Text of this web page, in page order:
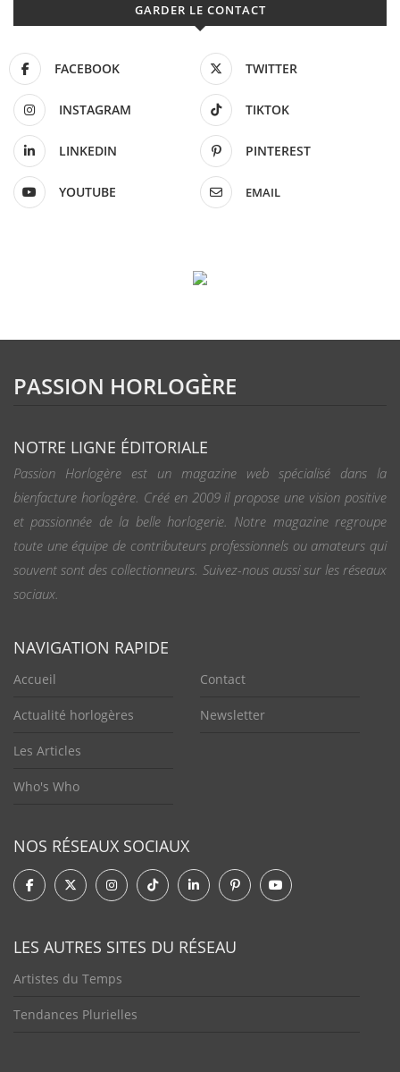
GARDER LE CONTACT
FACEBOOK TWITTER
INSTAGRAM TIKTOK
LINKEDIN PINTEREST
YOUTUBE EMAIL
PASSION HORLOGÈRE
NOTRE LIGNE ÉDITORIALE
Passion Horlogère est un magazine web spécialisé dans la
bienfacture horlogère. Créé en 2009 il propose une vision positive
et passionnée de la belle horlogerie. Notre magazine regroupe
toute une équipe de contributeurs professionnels ou amateurs qui
souvent sont des collectionneurs. Suivez-nous aussi sur les réseaux
sociaux.
NAVIGATION RAPIDE
Accueil
Actualité horlogères
Les Articles
Who's Who
Contact
Newsletter
NOS RÉSEAUX SOCIAUX
LES AUTRES SITES DU RÉSEAU
Artistes du Temps
Tendances Plurielles